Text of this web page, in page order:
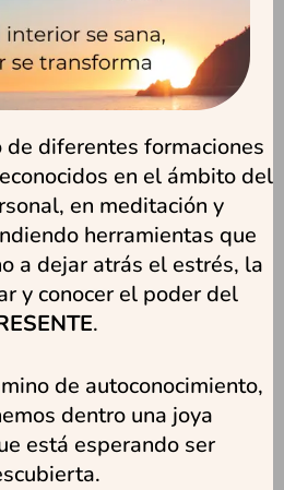
diferentes formaciones
en el ámbito del
en meditación y
herramientas que
a dejar atrás el estrés, la
y conocer el poder del
.
de autoconocimiento,
dentro una joya
está esperando ser